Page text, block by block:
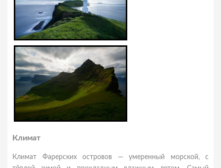
Климат
Климат Фарерских островов — умеренный морской, с